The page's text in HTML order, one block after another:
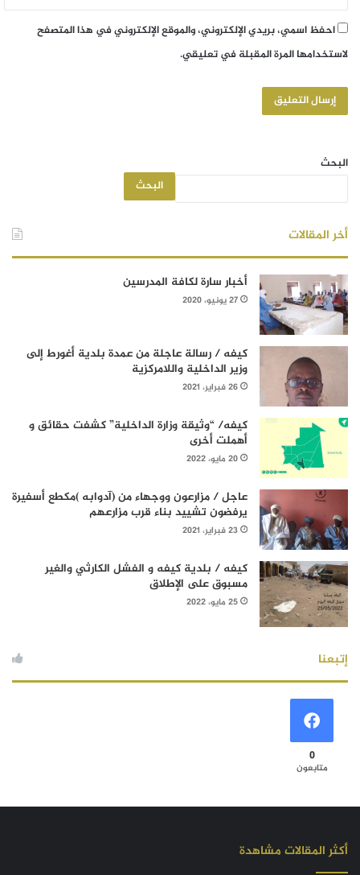
احفظ اسمي، بريدي الإلكتروني، والموقع الإلكتروني في هذا المتصفح
لاستخدامها المرة المقبلة في تعليقي.
البحث
البحث
أخر المقالات
أخبار سارة لكافة المدرسين
27 يونيو، 2020
كيفه / رسالة عاجلة من عمدة بلدية أغورط إلى
وزير الداخلية واللامركزية
26 فبراير، 2021
كيفه/ “وثيقة وزارة الداخلية” كشفت حقائق و
أهملت أخرى
20 مايو، 2022
عاجل / مزارعون ووجهاء من (آدوابه )مكطع أسفيرة
يرفضون تشييد بناء قرب مزارعهم
23 فبراير، 2021
كيفه / بلدية كيفه و الفشل الكارثي والغير
مسبوق على الإطلاق
25 مايو، 2022
إتبعنا
0
متابعون
أكثر المقالات مشاهدة